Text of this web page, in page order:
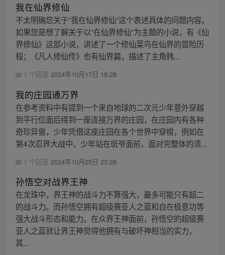
我在仙界修仙
不太明确您关于“我在仙界修仙”这个表述具体的问题内容。
如果您是想了解关于以“在仙界修仙”为主题的小说，有《仙
界修仙》这部小说，讲述了一个修仙菜鸟在仙界的冒险历
程；《凡人修仙传》也有仙界篇，描述了主角韩...
1 个回答 2024年10月17日 18:28
我的庄园通万界
在参考资料中有提到一个来自地球的二次元少年意外穿越
到平行位面后得到一座连接万界的庄园，在庄园内有各种
奇珍异兽，少年凭借这座庄园在各个世界中穿梭，例如在
第4次忍界大战中，少年站在斑爷面前，面对完整体的须...
1 个回答 2024年10月25日 23:28
孙悟空对战界王神
在龙珠中，界王神的战斗力不算强大，最多可能只有超二
的战斗力。而孙悟空拥有超级赛亚人之蓝和自在极意功等
强大战斗形态和能力。在众界王神面前，孙悟空的超级赛
亚人之蓝就让界王神觉得他拥有与破坏神相当的实力，
其...